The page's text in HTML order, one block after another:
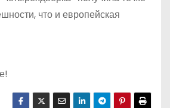
что и европейская